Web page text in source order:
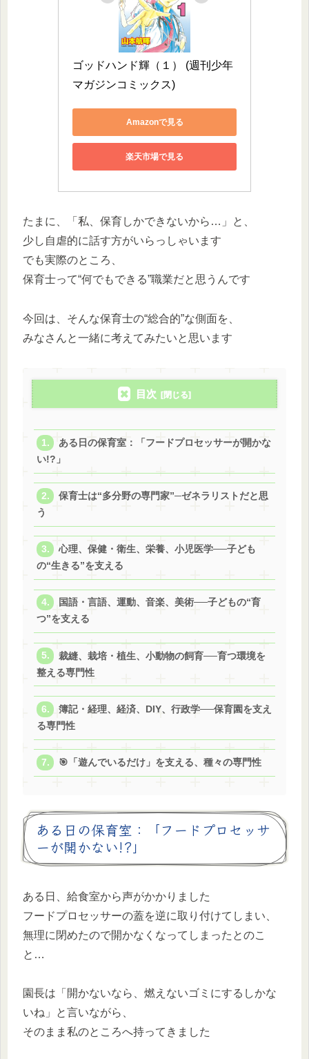
ゴッドハンド輝（１） (週刊少年
マガジンコミックス)
Amazonで見る
楽天市場で見る
たまに、「私、保育しかできないから…」と、
少し自虐的に話す方がいらっしゃいます
でも実際のところ、
保育士って“何でもできる”職業だと思うんです
今回は、そんな保育士の“総合的”な側面を、
みなさんと一緒に考えてみたいと思います
目次
ある日の保育室：「フードプロセッサーが開かな
い!?」
保育士は“多分野の専門家”─ゼネラリストだと思
う
心理、保健・衛生、栄養、小児医学──子ども
の“生きる”を支える
国語・言語、運動、音楽、美術──子どもの“育
つ”を支える
裁縫、栽培・植生、小動物の飼育──育つ環境を
整える専門性
簿記・経理、経済、DIY、行政学──保育園を支え
る専門性
🎯「遊んでいるだけ」を支える、種々の専門性
ある日の保育室：「フードプロセッサ
ーが開かない!?」
ある日、給食室から声がかかりました
フードプロセッサーの蓋を逆に取り付けてしまい、
無理に閉めたので開かなくなってしまったとのこ
と…
園長は「開かないなら、燃えないゴミにするしかな
いね」と言いながら、
そのまま私のところへ持ってきました